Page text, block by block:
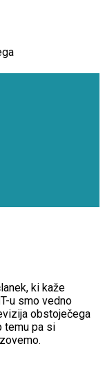
ki kaže
u smo vedno
obstoječega
temu pa si